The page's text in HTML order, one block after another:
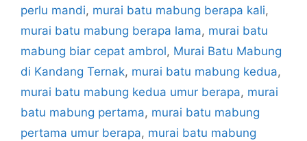
perlu mandi, murai batu mabung berapa kali,
murai batu mabung berapa lama, murai batu
mabung biar cepat ambrol, Murai Batu Mabung
di Kandang Ternak, murai batu mabung kedua,
murai batu mabung kedua umur berapa, murai
batu mabung pertama, murai batu mabung
pertama umur berapa, murai batu mabung